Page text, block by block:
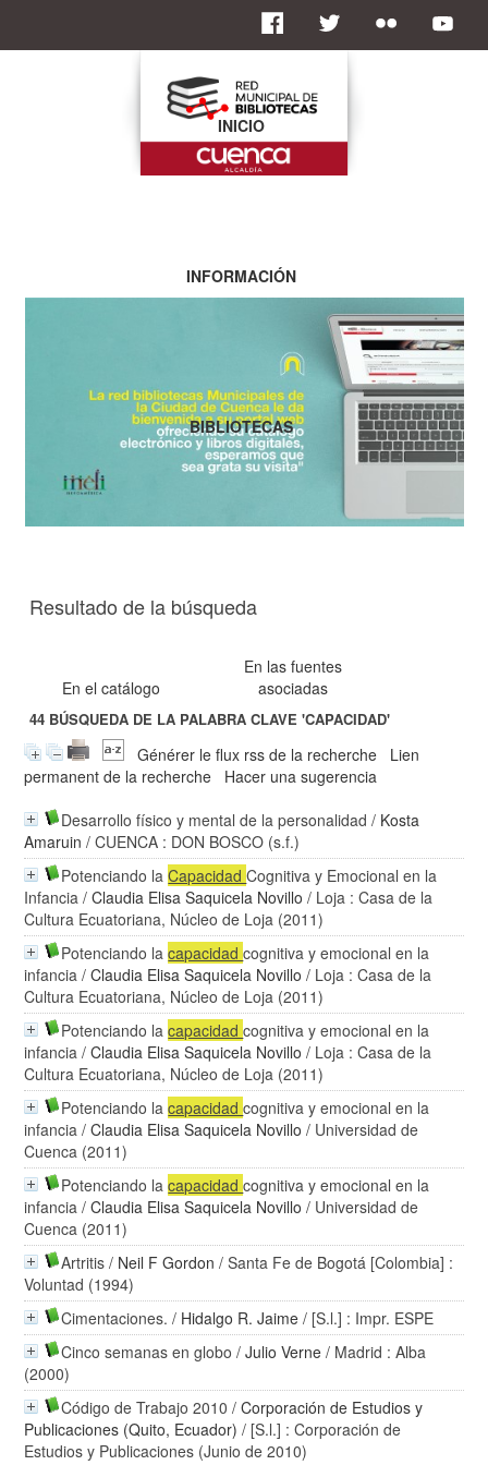
Resultado de la búsqueda
En el catálogo
En las fuentes
asociadas
44 BÚSQUEDA DE LA PALABRA CLAVE'CAPACIDAD'
Générer le flux rss de la recherche
Lien
permanent de la recherche
Hacer una sugerencia
Desarrollo físico y mental de la personalidad / Kosta
Amaruin / CUENCA : DON BOSCO (s.f.)
Potenciando laCapacidadCognitiva y Emocional en la
Infancia /Claudia Elisa Saquicela Novillo / Loja : Casa de la
Cultura Ecuatoriana, Núcleo de Loja (2011)
Potenciando lacapacidadcognitiva y emocional en la
infancia /Claudia Elisa Saquicela Novillo / Loja : Casa de la
Cultura Ecuatoriana, Núcleo de Loja (2011)
Potenciando lacapacidadcognitiva y emocional en la
infancia /Claudia Elisa Saquicela Novillo / Loja : Casa de la
Cultura Ecuatoriana, Núcleo de Loja (2011)
Potenciando lacapacidadcognitiva y emocional en la
infancia /Claudia Elisa Saquicela Novillo / Universidad de
Cuenca (2011)
Potenciando lacapacidadcognitiva y emocional en la
infancia /Claudia Elisa Saquicela Novillo / Universidad de
Cuenca (2011)
Artritis / Neil F Gordon / Santa Fe de Bogotá [Colombia] :
Voluntad (1994)
Cimentaciones. / Hidalgo R. Jaime / [S.l.] : Impr. ESPE
Cinco semanas en globo /Julio Verne / Madrid : Alba
(2000)
Código de Trabajo 2010 /Corporación de Estudios y
Publicaciones (Quito, Ecuador) / [S.l.] : Corporación de
Estudios y Publicaciones (Junio de 2010)
INICIO
INFORMACIÓN
BIBLIOTECAS